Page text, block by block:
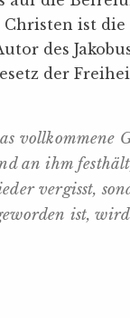
ist
des
der
vollkommene
an ihm
vergisst,
ist,